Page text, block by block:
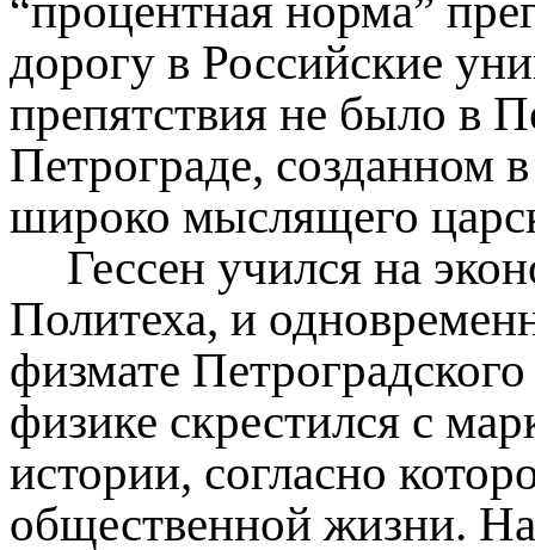
“процентная норма”
дорогу в Российские
препятствия не было в
Петрограде, созданном
широко мыслящего
Гессен учился на
Политеха, и
физмате
физике скрестился с
истории, согласно
общественной жизни.